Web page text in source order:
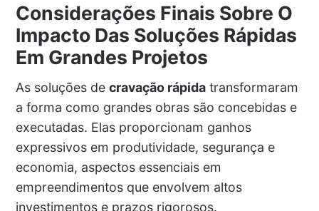
Considerações Finais Sobre O
Impacto Das Soluções Rápidas
Em Grandes Projetos
As soluções de cravação rápidatransformaram
a forma como grandes obras são concebidas e
executadas. Elas proporcionam ganhos
expressivos em produtividade, segurança e
economia, aspectos essenciais em
empreendimentos que envolvem altos
investimentos e prazos rigorosos.